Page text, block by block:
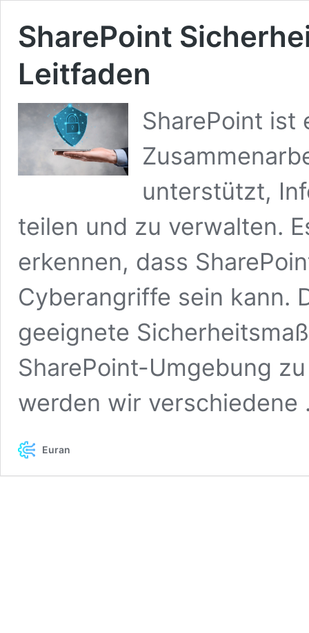
SharePoint
Leitfaden
SharePoint ist
unterstützt,
teilen und zu verwalten.
erkennen, dass
Cyberangriffe sein kann.
geeignete
SharePoint-Umgebung
werden wir
Euran